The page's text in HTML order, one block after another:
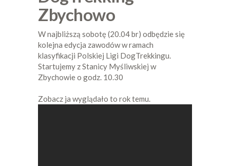
Zbychowo
W najbliższą sobotę (20.04 br) odbędzie się
kolejna edycja zawodów w ramach
klasyfikacji Polskiej Ligi DogTrekkingu.
Startujemy z Stanicy Myśliwskiej w
Zbychowie o godz. 10.30
Zobacz ja wyglądało to rok temu.